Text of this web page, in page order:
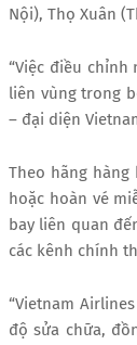
Nội), Thọ Xuân
“Việc điều
liên vùng trong
– đại diện
Theo hãng
hoặc hoàn vé
bay liên quan
các kênh chính
“Vietnam
độ sửa chữa,